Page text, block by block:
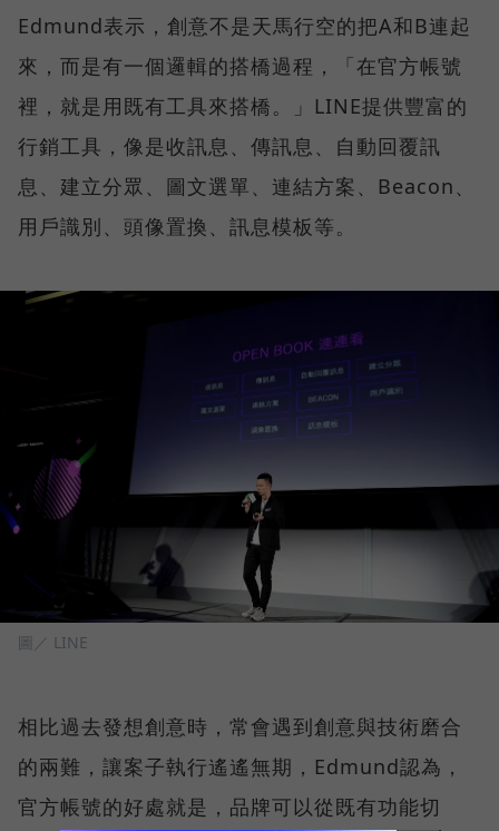
Edmund表示，創意不是天馬行空的把A和B連起
來，而是有一個邏輯的搭橋過程，「在官方帳號
裡，就是用既有工具來搭橋。」LINE提供豐富的
行銷工具，像是收訊息、傳訊息、自動回覆訊
息、建立分眾、圖文選單、連結方案、Beacon、
用戶識別、頭像置換、訊息模板等。
圖／ LINE
相比過去發想創意時，常會遇到創意與技術磨合
的兩難，讓案子執行遙遙無期，Edmund認為，
官方帳號的好處就是，品牌可以從既有功能切